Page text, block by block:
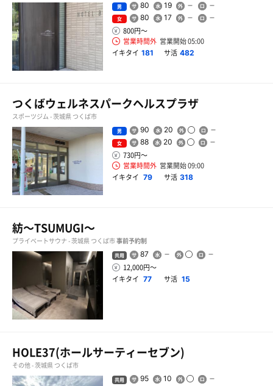
男 80 19
女 80 17
800円〜
営業時間外 営業開始 05:00
イキタイ 181 サ活 482
つくばウェルネスパークヘルスプラザ
スポーツジム - 茨城県 つくば市
男 90 20
女 88 20
730円〜
営業時間外 営業開始 09:00
イキタイ 79 サ活 318
紡〜TSUMUGI〜
プライベートサウナ - 茨城県 つくば市事前予約制
共用 87
12,000円〜
イキタイ 77 サ活 15
HOLE37(ホールサーティーセブン)
その他 - 茨城県 つくば市
共用 95 10